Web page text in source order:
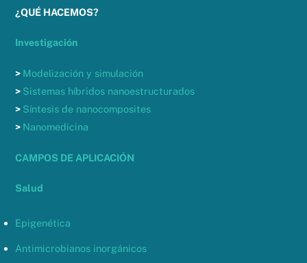
¿QUÉ HACEMOS?
Investigación
> Modelización y simulación
> Sistemas híbridos nanoestructurados
> Síntesis de nanocomposites
> Nanomedicina
CAMPOS DE APLICACIÓN
Salud
Epigenética
Antimicrobianos inorgánicos